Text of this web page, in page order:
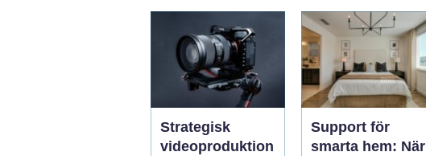
betalningar...
Strategisk
videoproduktion
Support för
smarta hem: När